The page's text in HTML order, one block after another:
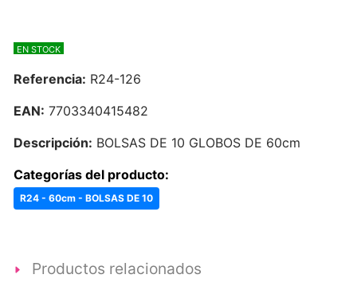
EN STOCK
Referencia: R24-126
EAN: 7703340415482
Descripción: BOLSAS DE 10 GLOBOS DE 60cm
Categorías del producto:
R24 - 60cm - BOLSAS DE 10
Productos relacionados